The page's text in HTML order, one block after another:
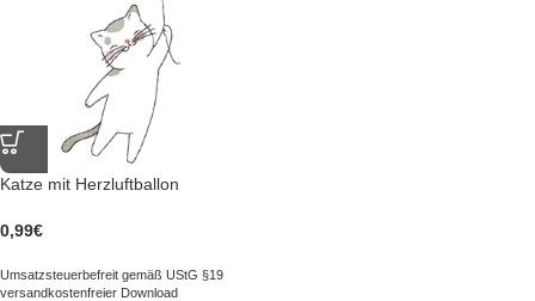
Katze mit Herzluftballon
0,99€
Umsatzsteuerbefreit gemäß UStG §19
versandkostenfreier Download